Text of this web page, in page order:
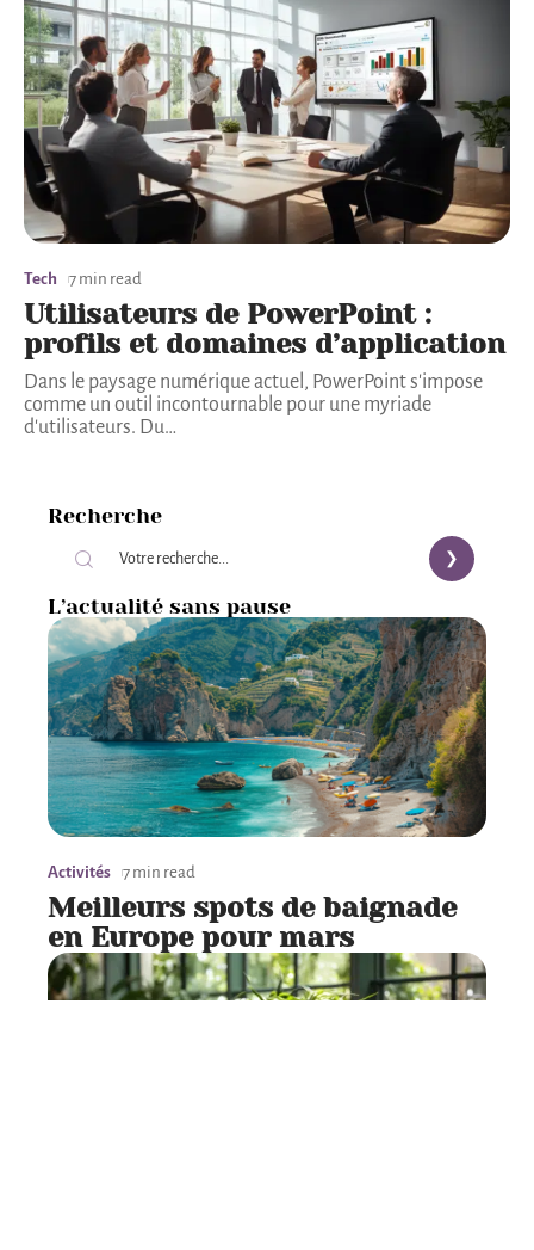
Tech 7 min read
Utilisateurs de PowerPoint :
profils et domaines d’application
Dans le paysage numérique actuel, PowerPoint s'impose
comme un outil incontournable pour une myriade
d'utilisateurs. Du…
Recherche
L’actualité sans pause
Activités 7 min read
Meilleurs spots de baignade
en Europe pour mars